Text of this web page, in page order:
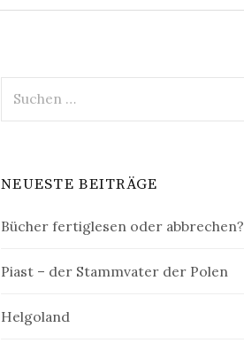
nach:
NEUESTE BEITRÄGE
Bücher fertiglesen oder abbrechen?
Piast – der Stammvater der Polen
Helgoland